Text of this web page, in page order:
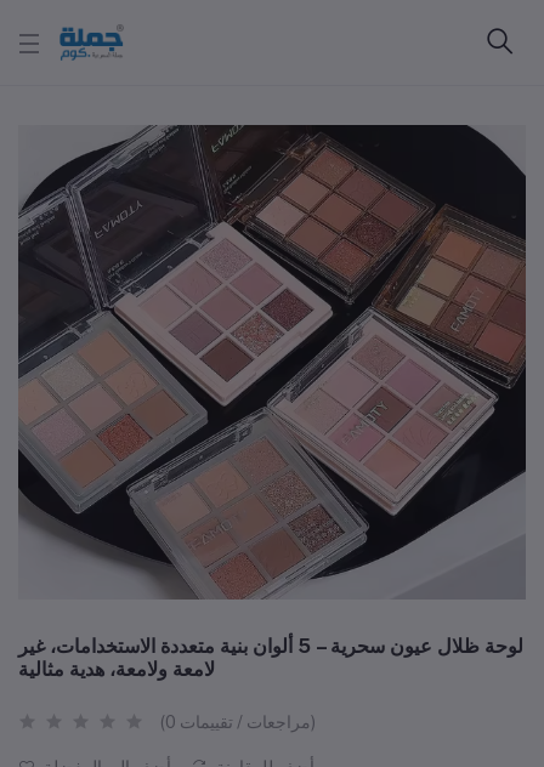
لوحة ظلال عيون سحرية – 5 ألوان بنية متعددة الاستخدامات، غير
لامعة ولامعة، هدية مثالية
(0 مراجعات / تقييمات)